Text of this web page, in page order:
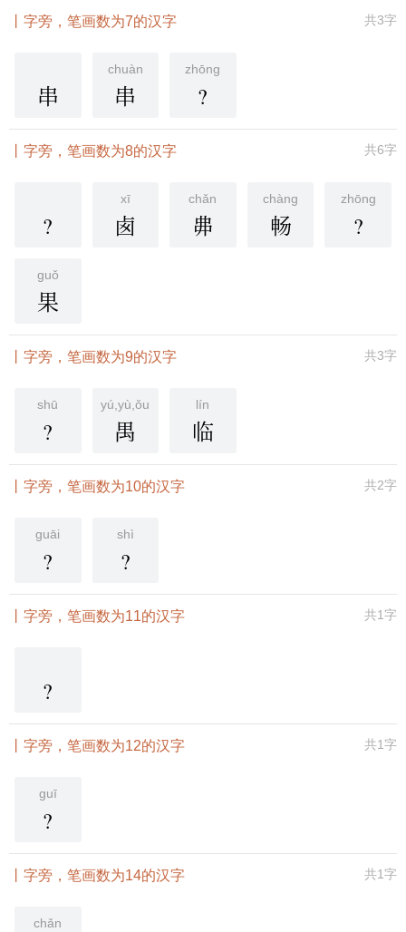
共3字
丨字旁，笔画数为7的汉字
串
chuàn
串
zhōng
?
共6字
丨字旁，笔画数为8的汉字
?
xī
卥
chǎn
丳
chàng
畅
zhōng
?
guǒ
果
共3字
丨字旁，笔画数为9的汉字
shū
?
yú,yù,ǒu
禺
lín
临
共2字
丨字旁，笔画数为10的汉字
guāi
?
shì
?
共1字
丨字旁，笔画数为11的汉字
?
共1字
丨字旁，笔画数为12的汉字
guī
?
共1字
丨字旁，笔画数为14的汉字
chǎn